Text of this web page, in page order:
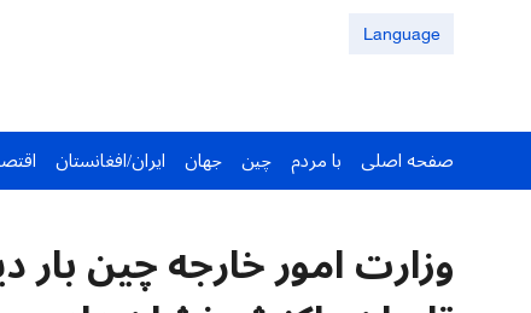
Language
صفحه اصلی با مردم چین جهان ایران/افغانستان
وزارت امور خارجه چین